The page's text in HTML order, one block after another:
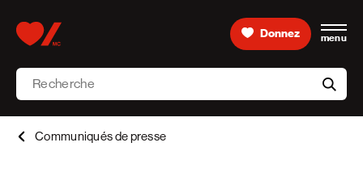
Donnez menu
Recherche
aria-
Communiqués de presse